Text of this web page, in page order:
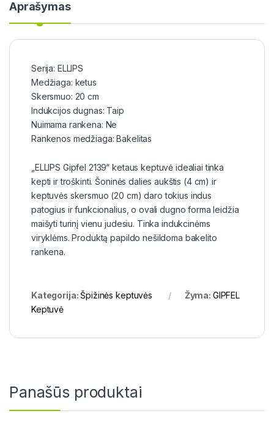
Aprašymas
Serija: ELLIPS
Medžiaga: ketus
Skersmuo: 20 cm
Indukcijos dugnas: Taip
Nuimama rankena: Ne
Rankenos medžiaga: Bakelitas
„ELLIPS Gipfel 2139“ ketaus keptuvė idealiai tinka
kepti ir troškinti. Šoninės dalies aukštis (4 cm) ir
keptuvės skersmuo (20 cm) daro tokius indus
patogius ir funkcionalius, o ovali dugno forma leidžia
maišyti turinį vienu judesiu. Tinka indukcinėms
viryklėms. Produktą papildo nešildoma bakelito
rankena.
Kategorija: Špižinės keptuvės Žyma: GIPFEL
Keptuvė
Panašūs produktai